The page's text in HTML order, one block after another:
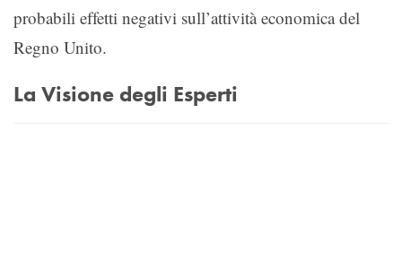
probabili effetti negativi sull’attività economica del
Regno Unito.
La Visione degli Esperti